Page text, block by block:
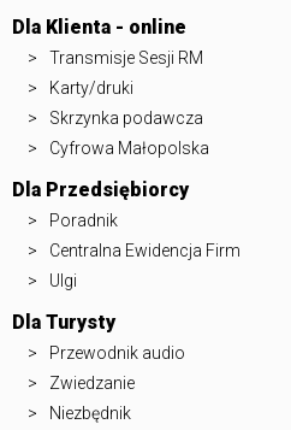
Dla Klienta - online
Transmisje Sesji RM
Karty/druki
Skrzynka podawcza
Cyfrowa Małopolska
Dla Przedsiębiorcy
Poradnik
Centralna Ewidencja Firm
Ulgi
Dla Turysty
Przewodnik audio
Zwiedzanie
Niezbędnik